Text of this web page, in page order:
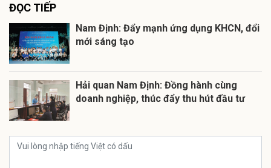
ĐỌC TIẾP
Nam Định: Đẩy mạnh ứng dụng KHCN, đổi
mới sáng tạo
Hải quan Nam Định: Đồng hành cùng
doanh nghiệp, thúc đẩy thu hút đầu tư